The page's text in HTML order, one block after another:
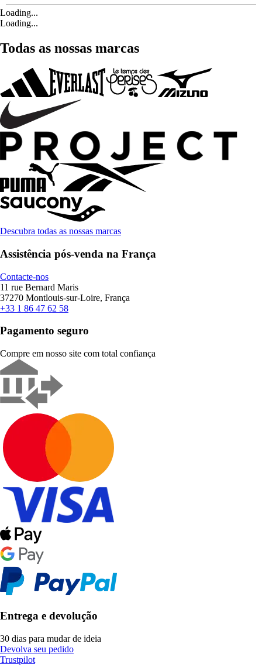
Loading...
Loading...
Todas as nossas marcas
Descubra todas as nossas marcas
Assistência pós-venda na França
Contacte-nos
11 rue Bernard Maris
37270 Montlouis-sur-Loire, França
+33 1 86 47 62 58
Pagamento seguro
Compre em nosso site com total confiança
Entrega e devolução
30 dias para mudar de ideia
Devolva seu pedido
Trustpilot